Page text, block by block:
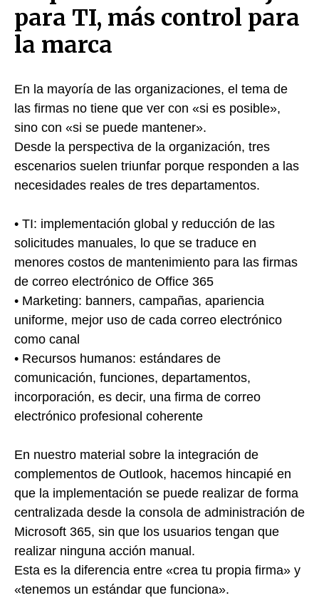
para TI, más control para
la marca
En la mayoría de las organizaciones, el tema de
las firmas no tiene que ver con «si es posible»,
sino con «si se puede mantener».
Desde la perspectiva de la organización, tres
escenarios suelen triunfar porque responden a las
necesidades reales de tres departamentos.
• TI: implementación global y reducción de las
solicitudes manuales, lo que se traduce en
menores costos de mantenimiento para las firmas
de correo electrónico de Office 365
• Marketing: banners, campañas, apariencia
uniforme, mejor uso de cada correo electrónico
como canal
• Recursos humanos: estándares de
comunicación, funciones, departamentos,
incorporación, es decir, una firma de correo
electrónico profesional coherente
En nuestro material sobre la integración de
complementos de Outlook, hacemos hincapié en
que la implementación se puede realizar de forma
centralizada desde la consola de administración de
Microsoft 365, sin que los usuarios tengan que
realizar ninguna acción manual.
Esta es la diferencia entre «crea tu propia firma» y
«tenemos un estándar que funciona».